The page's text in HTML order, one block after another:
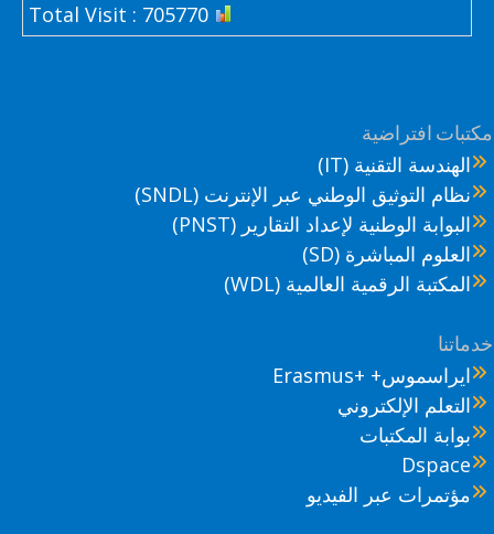
Total Visit : 705770
افتراضية
الهندسة التقنية (IT)
نظام التوثيق الوطني عبر الإنترنت (SNDL)
البوابة الوطنية لإعداد التقارير (PNST)
العلوم المباشرة (SD)
المكتبة الرقمية العالمية (WDL)
ايراسموس+ +Erasmus
التعلم الإلكتروني
بوابة المكتبات
Dspace
مؤتمرات عبر الفيديو